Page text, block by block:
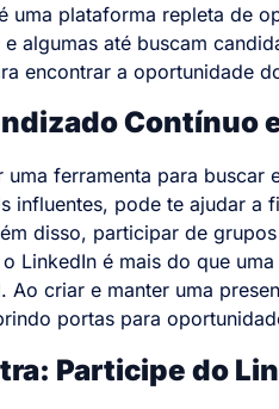
uma plataforma repleta de
algumas até buscam
encontrar a oportunidade
Contínuo
uma ferramenta para buscar
influentes, pode te ajudar a
disso, participar de
o LinkedIn é mais do que
Ao criar e manter uma
portas para
Participe do